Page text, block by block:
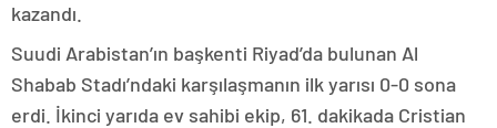
kazandı.
Suudi Arabistan’ın başkenti Riyad’da bulunan Al
Shabab Stadı’ndaki karşılaşmanın ilk yarısı 0-0 sona
erdi. İkinci yarıda ev sahibi ekip, 61. dakikada Cristian